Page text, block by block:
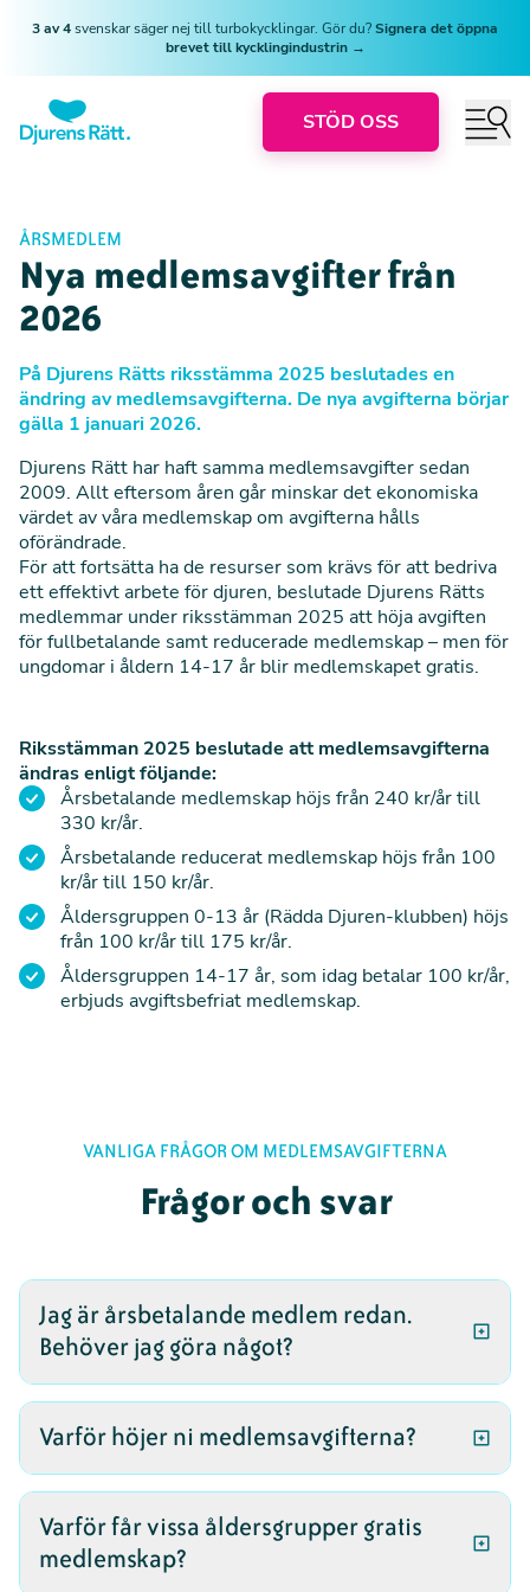
3 av 4svenskar säger nej till turbokycklingar. Gör du?Signera det öppna
brevet till kycklingindustrin →
STÖD OSS
ÅRSMEDLEM
Nya medlemsavgifter från
2026
På Djurens Rätts riksstämma 2025 beslutades en
ändring av medlemsavgifterna. De nya avgifterna börjar
gälla 1 januari 2026.
Djurens Rätt har haft samma medlemsavgifter sedan
2009. Allt eftersom åren går minskar det ekonomiska
värdet av våra medlemskap om avgifterna hålls
oförändrade.
För att fortsätta ha de resurser som krävs för att bedriva
ett effektivt arbete för djuren, beslutade Djurens Rätts
medlemmar under riksstämman 2025 att höja avgiften
för fullbetalande samt reducerade medlemskap – men för
ungdomar i åldern 14-17 år blir medlemskapet gratis.
Riksstämman 2025 beslutade att medlemsavgifterna
ändras enligt följande:
Årsbetalande medlemskap höjs från 240 kr/år till
330 kr/år.
Årsbetalande reducerat medlemskap höjs från 100
kr/år till 150 kr/år.
Åldersgruppen 0-13 år (Rädda Djuren-klubben) höjs
från 100 kr/år till 175 kr/år.
Åldersgruppen 14-17 år, som idag betalar 100 kr/år,
erbjuds avgiftsbefriat medlemskap.
VANLIGA FRÅGOR OM MEDLEMSAVGIFTERNA
Frågor och svar
Jag är årsbetalande medlem redan.
Behöver jag göra något?
NYA AVGIFTEN KOMMER AUTOMATISKT.
Du behöver bara betala
när inbetalningskortet
kommer.
Varför höjer ni medlemsavgifterna?
FÖRSTA HÖJNINGEN SEDAN 2009
För att fortsätta göra
Varför får vissa åldersgrupper gratis
medlemskap?